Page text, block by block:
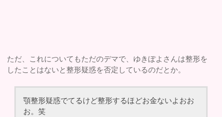
ただ、これについてもただのデマで、ゆきぽよさんは整形を
したことはないと整形疑惑を否定しているのだとか。
顎整形疑惑でてるけど整形するほどお金ないよおお
お。笑